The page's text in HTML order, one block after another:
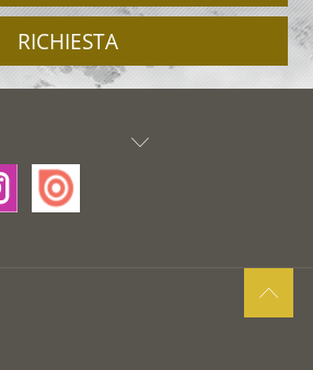
RICHIESTA